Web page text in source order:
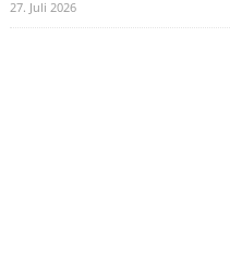
27. Juli 2026